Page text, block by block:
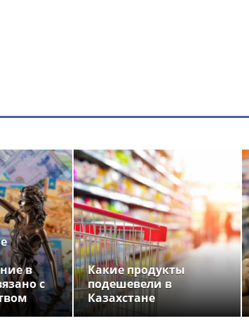
в
с
Какие продукты
подешевели в
Казахстане